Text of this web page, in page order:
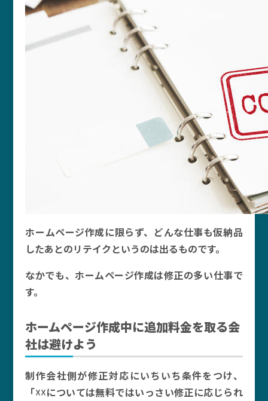
ホームページ作成に限らず、どんな仕事も仮納品
したあとのリテイクというのは出るものです。
なかでも、ホームページ作成は修正の多い仕事で
す。
ホームページ作成中に追加料金を取る会
社は避けよう
制作会社側が修正対応にいちいち条件をつけ、
「☓☓については無料ではいっさい修正に応じられ